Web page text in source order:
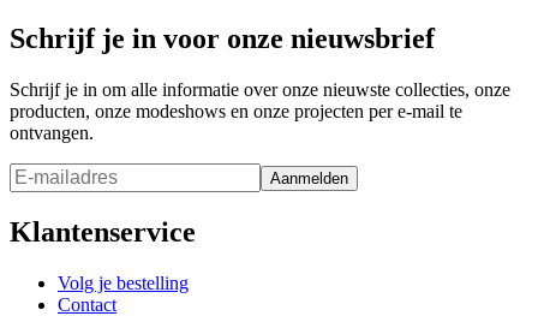
Schrijf je in voor onze nieuwsbrief
Schrijf je in om alle informatie over onze nieuwste collecties, onze
producten, onze modeshows en onze projecten per e-mail te
ontvangen.
Aanmelden
Klantenservice
Volg je bestelling
Contact